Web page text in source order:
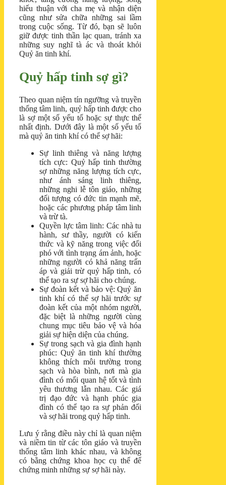
hiếu thuận với cha mẹ và nhận diện
cũng như sửa chữa những sai lầm
trong cuộc sống. Từ đó, bạn sẽ luôn
giữ được tinh thần lạc quan, tránh xa
những suy nghĩ tà ác và thoát khỏi
Quỷ ăn tinh khí.
Quỷ hấp tinh sợ gì?
Theo quan niệm tín ngưỡng và truyền
thống tâm linh, quỷ hấp tinh được cho
là sợ một số yếu tố hoặc sự thực thể
nhất định. Dưới đây là một số yếu tố
mà quỷ ăn tinh khí có thể sợ hãi:
Sự linh thiêng và năng lượng
tích cực: Quỷ hấp tinh thường
sợ những năng lượng tích cực,
như ánh sáng linh thiêng,
những nghi lễ tôn giáo, những
đối tượng có đức tin mạnh mẽ,
hoặc các phương pháp tâm linh
và trừ tà.
Quyền lực tâm linh: Các nhà tu
hành, sư thầy, người có kiến
thức và kỹ năng trong việc đối
phó với tình trạng ám ảnh, hoặc
những người có khả năng trấn
áp và giải trừ quỷ hấp tinh, có
thể tạo ra sự sợ hãi cho chúng.
Sự đoàn kết và bảo vệ: Quỷ ăn
tinh khí có thể sợ hãi trước sự
đoàn kết của một nhóm người,
đặc biệt là những người cùng
chung mục tiêu bảo vệ và hóa
giải sự hiện diện của chúng.
Sự trong sạch và gia đình hạnh
phúc: Quỷ ăn tinh khí thường
không thích môi trường trong
sạch và hòa bình, nơi mà gia
đình có mối quan hệ tốt và tình
yêu thương lẫn nhau. Các giá
trị đạo đức và hạnh phúc gia
đình có thể tạo ra sự phản đối
và sợ hãi trong quỷ hấp tinh.
Lưu ý rằng điều này chỉ là quan niệm
và niềm tin từ các tôn giáo và truyền
thống tâm linh khác nhau, và không
có bằng chứng khoa học cụ thể để
chứng minh những sự sợ hãi này.